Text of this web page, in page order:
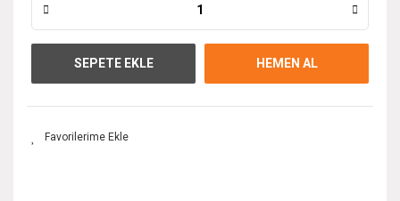
SEPETE EKLE HEMEN AL